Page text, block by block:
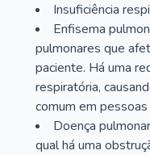
Insuficiência
Enfisema
pulmonares que
paciente. Há uma
respiratória,
comum em
Doença
qual há uma